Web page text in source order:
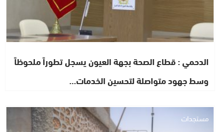
الدحمي : قطاع الصحة بجهة العيون يسجل تطوراً ملحوظاً
وسط جهود متواصلة لتحسين الخدمات…
مستجدات